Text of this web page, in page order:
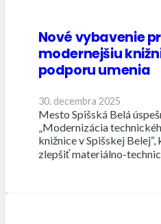
Nové vybavenie
modernejšiu
podporu umenia
30. decembra 2025
Mesto Spišská Belá
„Modernizácia
knižnice v Spišskej
zlepšiť materiálno-